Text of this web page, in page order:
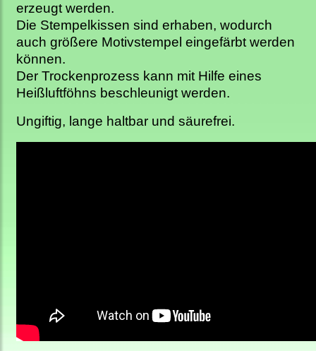
erzeugt werden.
Die Stempelkissen sind erhaben, wodurch
auch größere Motivstempel eingefärbt werden
können.
Der Trockenprozess kann mit Hilfe eines
Heißluftföhns beschleunigt werden.
Ungiftig, lange haltbar und säurefrei.